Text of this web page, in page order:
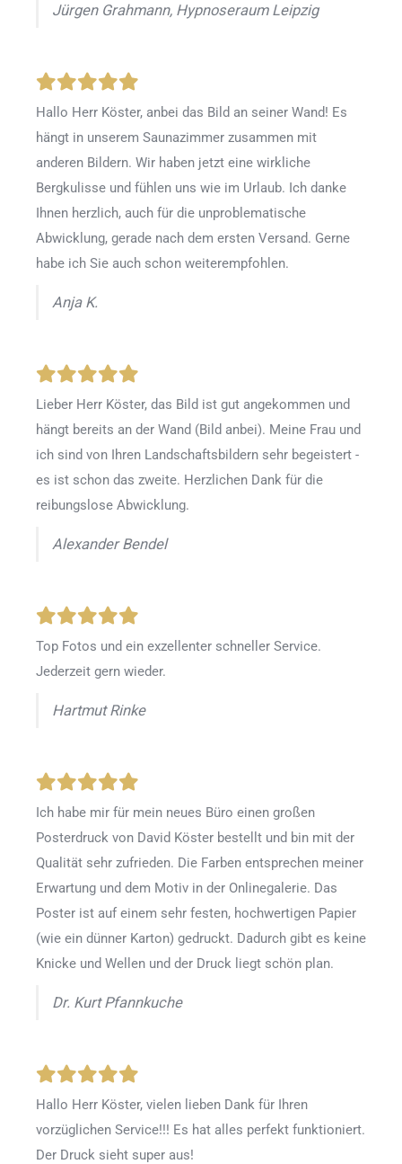
Jürgen Grahmann, Hypnoseraum Leipzig
Hallo Herr Köster, anbei das Bild an seiner Wand! Es
hängt in unserem Saunazimmer zusammen mit
anderen Bildern. Wir haben jetzt eine wirkliche
Bergkulisse und fühlen uns wie im Urlaub. Ich danke
Ihnen herzlich, auch für die unproblematische
Abwicklung, gerade nach dem ersten Versand. Gerne
habe ich Sie auch schon weiterempfohlen.
Anja K.
Lieber Herr Köster, das Bild ist gut angekommen und
hängt bereits an der Wand (Bild anbei). Meine Frau und
ich sind von Ihren Landschaftsbildern sehr begeistert -
es ist schon das zweite. Herzlichen Dank für die
reibungslose Abwicklung.
Alexander Bendel
Top Fotos und ein exzellenter schneller Service.
Jederzeit gern wieder.
Hartmut Rinke
Ich habe mir für mein neues Büro einen großen
Posterdruck von David Köster bestellt und bin mit der
Qualität sehr zufrieden. Die Farben entsprechen meiner
Erwartung und dem Motiv in der Onlinegalerie. Das
Poster ist auf einem sehr festen, hochwertigen Papier
(wie ein dünner Karton) gedruckt. Dadurch gibt es keine
Knicke und Wellen und der Druck liegt schön plan.
Dr. Kurt Pfannkuche
Hallo Herr Köster, vielen lieben Dank für Ihren
vorzüglichen Service!!! Es hat alles perfekt funktioniert.
Der Druck sieht super aus!